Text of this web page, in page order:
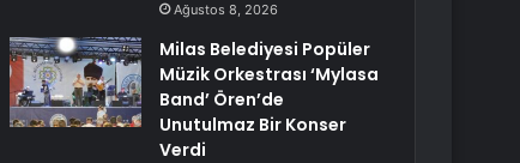
Ağustos 8, 2026
Milas Belediyesi Popüler
Müzik Orkestrası ‘Mylasa
Band’ Ören’de
Unutulmaz Bir Konser
Verdi